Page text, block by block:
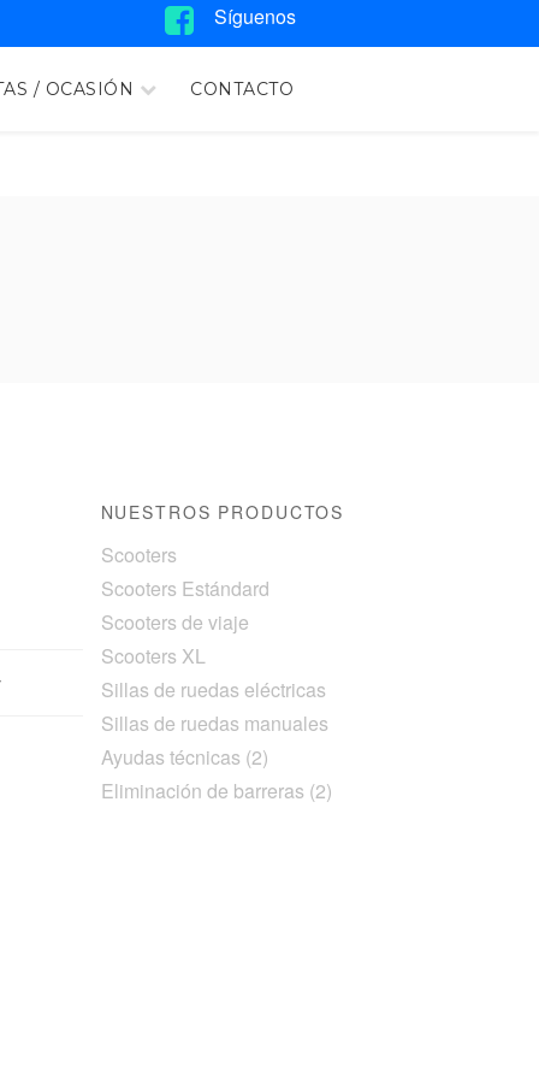
Síguenos
/ OCASIÓN CONTACTO
NUESTROS PRODUCTOS
Scooters
Scooters Estándard
Scooters de viaje
Scooters XL
Sillas de ruedas eléctricas
Sillas de ruedas manuales
Ayudas técnicas (2)
Eliminación de barreras (2)